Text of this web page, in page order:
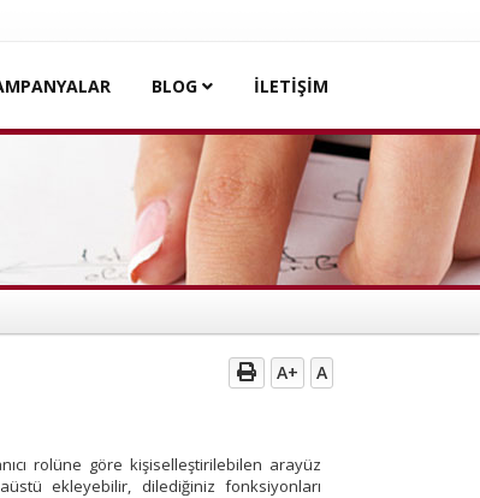
BLOG İLETİŞİM
A+ A
rolüne göre kişiselleştirilebilen arayüz
ekleyebilir, dilediğiniz fonksiyonları